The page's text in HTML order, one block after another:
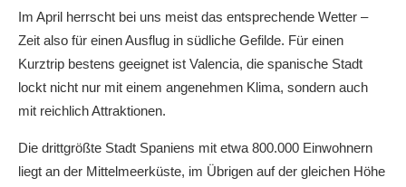
Im April herrscht bei uns meist das entsprechende Wetter –
Zeit also für einen Ausflug in südliche Gefilde. Für einen
Kurztrip bestens geeignet ist Valencia, die spanische Stadt
lockt nicht nur mit einem angenehmen Klima, sondern auch
mit reichlich Attraktionen.
Die drittgrößte Stadt Spaniens mit etwa 800.000 Einwohnern
liegt an der Mittelmeerküste, im Übrigen auf der gleichen Höhe